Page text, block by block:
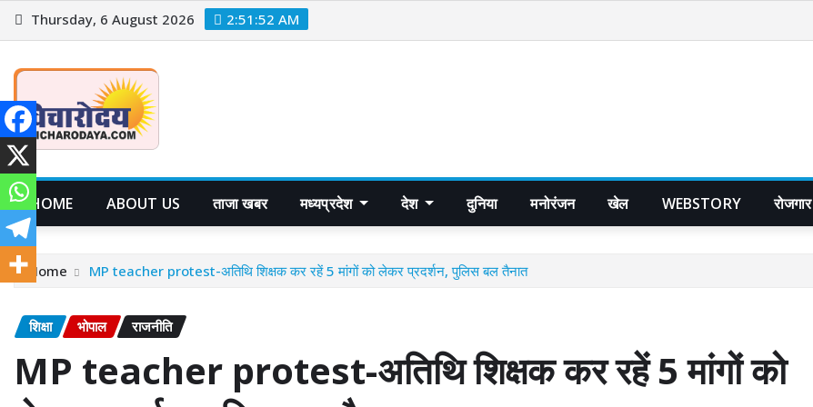
Skip
to
Thursday, 6 August 2026 2:51:54 AM
HOME ABOUT US ताजा खबर मध्यप्रदेश देश दुनिया मनोरंजन खेल WEBSTORY रोजगार
Home MP teacher protest-अतिथि शिक्षक कर रहें 5 मांगों को लेकर प्रदर्शन, पुलिस बल तैनात
शिक्षा भोपाल राजनीति
MP teacher protest-अतिथि शिक्षक कर रहें 5 मांगों को